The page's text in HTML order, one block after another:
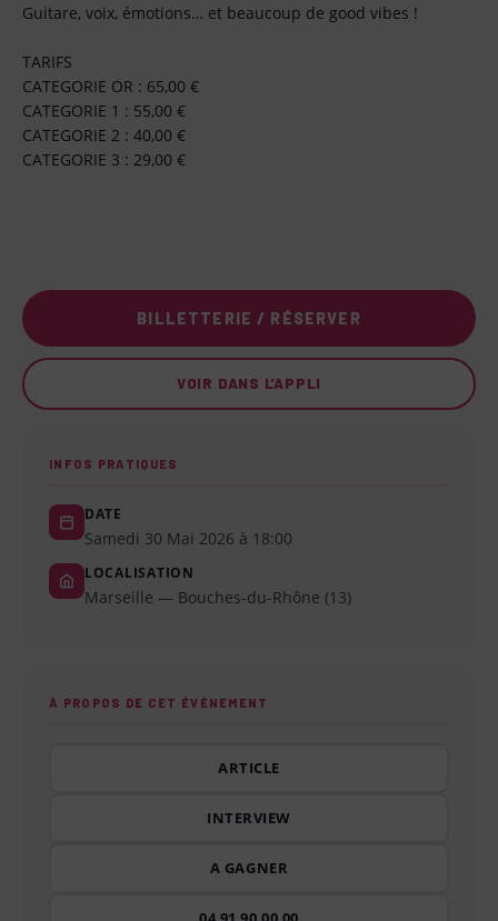
Guitare, voix, émotions… et beaucoup de good vibes !
TARIFS
CATEGORIE OR : 65,00 €
CATEGORIE 1 : 55,00 €
CATEGORIE 2 : 40,00 €
CATEGORIE 3 : 29,00 €
BILLETTERIE / RÉSERVER
VOIR DANS L'APPLI
INFOS PRATIQUES
DATE
Samedi 30 Mai 2026 à 18:00
LOCALISATION
Marseille — Bouches-du-Rhône (13)
À PROPOS DE CET ÉVÉNEMENT
ARTICLE
INTERVIEW
A GAGNER